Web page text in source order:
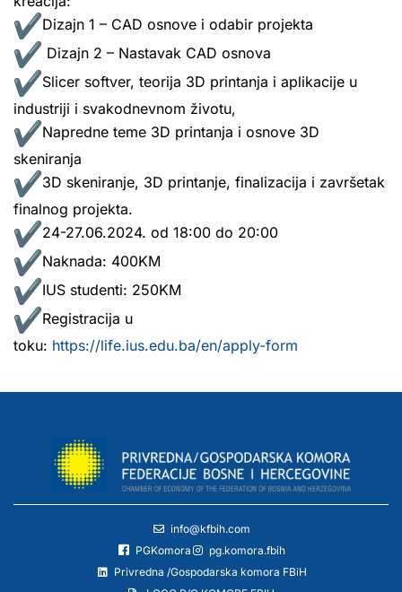
Dizajn 1 – CAD osnove i odabir projekta
Dizajn 2 – Nastavak CAD osnova
Slicer softver, teorija 3D printanja i aplikacije u
industriji i svakodnevnom životu,
Napredne teme 3D printanja i osnove 3D
skeniranja
3D skeniranje, 3D printanje, finalizacija i završetak
finalnog projekta.
24-27.06.2024. od 18:00 do 20:00
Naknada: 400KM
IUS studenti: 250KM
Registracija u
toku: https://life.ius.edu.ba/en/apply-form
info@kfbih.com
PGKomora
pg.komora.fbih
Privredna /Gospodarska komora FBiH